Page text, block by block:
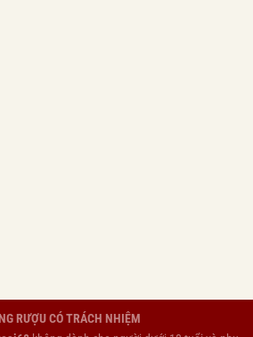
RƯỢU CÓ TRÁCH NHIỆM